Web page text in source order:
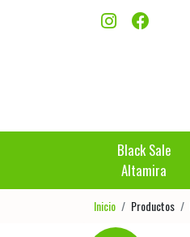
Black Sale
Altamira
Inicio Productos